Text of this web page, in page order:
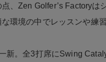
、Zen Golfer’s Factory
環境の中でレッスンや練
新。全3打席にSwing